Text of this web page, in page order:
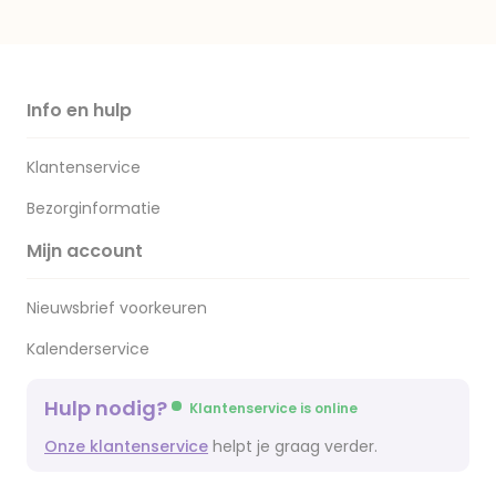
Info en hulp
Klantenservice
Bezorginformatie
Mijn account
Nieuwsbrief voorkeuren
Kalenderservice
Hulp nodig? Klantenservice is online
Onze klantenservice helpt je graag verder.